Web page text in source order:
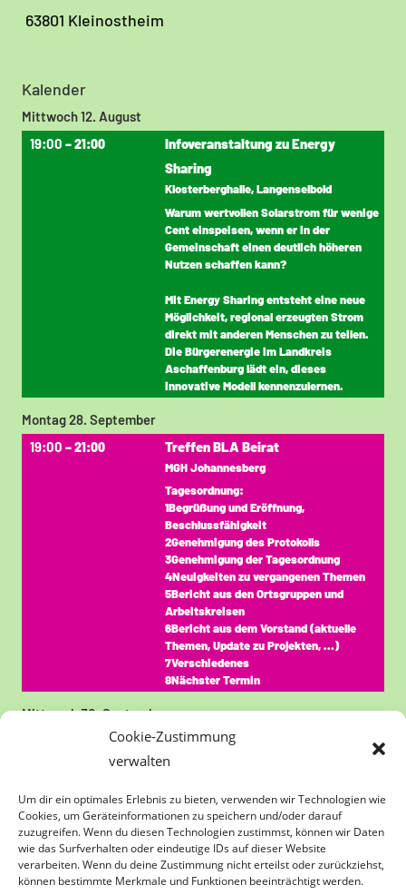
Cookie-Zustimmung
verwalten
Um dir ein optimales Erlebnis zu bieten, verwenden wir Technologien wie
Cookies, um Geräteinformationen zu speichern und/oder darauf
zuzugreifen. Wenn du diesen Technologien zustimmst, können wir Daten
wie das Surfverhalten oder eindeutige IDs auf dieser Website
verarbeiten. Wenn du deine Zustimmung nicht erteilst oder zurückziehst,
können bestimmte Merkmale und Funktionen beeinträchtigt werden.
63801 Kleinostheim
Kalender
Mittwoch 12. August
19:00 – 21:00
Infoveranstaltung zu Energy
Sharing
Klosterberghalle, Langenselbold
Warum wertvollen Solarstrom für wenige
Cent einspeisen, wenn er in der
Gemeinschaft einen deutlich höheren
Nutzen schaffen kann?
Mit Energy Sharing entsteht eine neue
Möglichkeit, regional erzeugten Strom
direkt mit anderen Menschen zu teilen.
Die Bürgerenergie im Landkreis
Aschaffenburg lädt ein, dieses
innovative Modell kennenzulernen.
Montag 28. September
19:00 – 21:00 Treffen BLA Beirat
MGH Johannesberg
Tagesordnung:
1Begrüßung und Eröffnung,
Beschlussfähigkeit
2Genehmigung des Protokolls
3Genehmigung der Tagesordnung
4Neuigkeiten zu vergangenen Themen
5Bericht aus den Ortsgruppen und
Arbeitskreisen
6Bericht aus dem Vorstand (aktuelle
Themen, Update zu Projekten, …)
7Verschiedenes
8Nächster Termin
Mittwoch 30. September
Infoabend der
Energiegenossenschaft zu .......
Bisher ist es nur ein Platzhalter für den
Termin. Zu welchem Thema wir etwas
ausarbeiten ergibt sich im laufenden
Jahr.